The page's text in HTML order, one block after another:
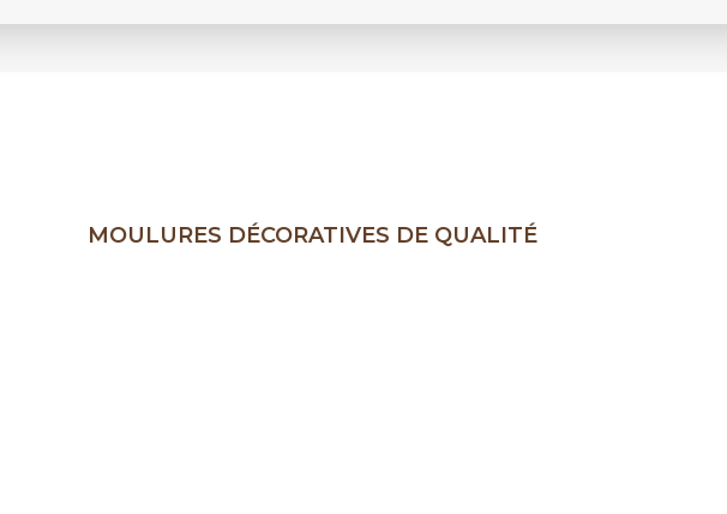
MOULURES DÉCORATIVES DE QUALITÉ